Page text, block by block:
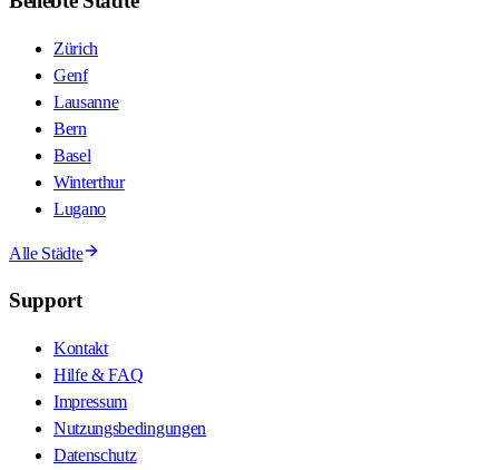
Zürich
Genf
Lausanne
Bern
Basel
Winterthur
Lugano
Alle Städte
Support
Kontakt
Hilfe & FAQ
Impressum
Nutzungsbedingungen
Datenschutz